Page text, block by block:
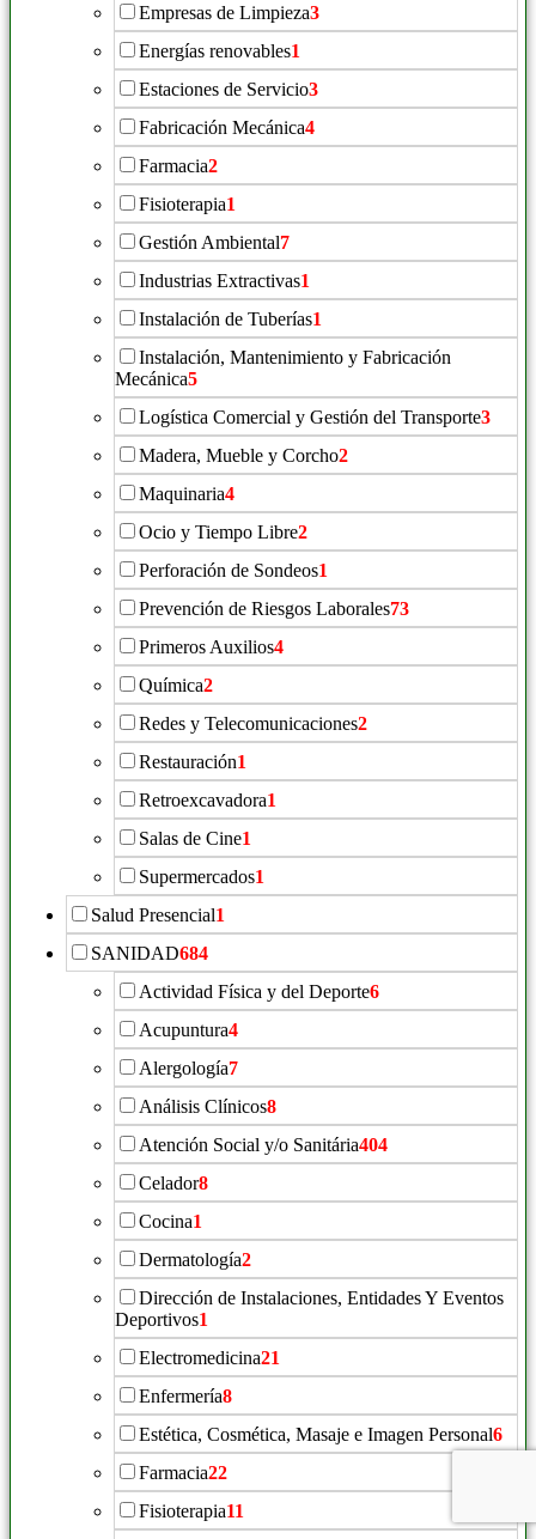
Empresas de Limpieza3
Energías renovables1
Estaciones de Servicio3
Fabricación Mecánica4
Farmacia2
Fisioterapia1
Gestión Ambiental7
Industrias Extractivas1
Instalación de Tuberías1
Instalación, Mantenimiento y Fabricación
Mecánica5
Logística Comercial y Gestión del Transporte3
Madera, Mueble y Corcho2
Maquinaria4
Ocio y Tiempo Libre2
Perforación de Sondeos1
Prevención de Riesgos Laborales73
Primeros Auxilios4
Química2
Redes y Telecomunicaciones2
Restauración1
Retroexcavadora1
Salas de Cine1
Supermercados1
Salud Presencial1
SANIDAD684
Actividad Física y del Deporte6
Acupuntura4
Alergología7
Análisis Clínicos8
Atención Social y/o Sanitária404
Celador8
Cocina1
Dermatología2
Dirección de Instalaciones, Entidades Y Eventos
Deportivos1
Electromedicina21
Enfermería8
Estética, Cosmética, Masaje e Imagen Personal6
Farmacia22
Fisioterapia11